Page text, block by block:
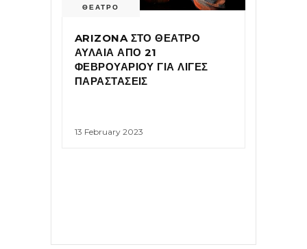
ΘΕΑΤΡΟ
ARIZONA ΣΤΟ ΘΕΑΤΡΟ
ΑΥΛΑΙΑ ΑΠΟ 21
ΦΕΒΡΟΥΑΡΙΟΥ ΓΙΑ ΛΙΓΕΣ
ΠΑΡΑΣΤΑΣΕΙΣ
13 February 2023